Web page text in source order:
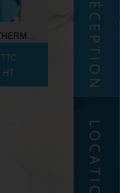
TTC
HT